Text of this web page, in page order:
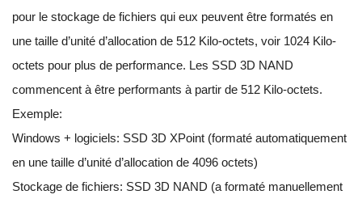
pour le stockage de fichiers qui eux peuvent être formatés en
une taille d’unité d’allocation de 512 Kilo-octets, voir 1024 Kilo-
octets pour plus de performance. Les SSD 3D NAND
commencent à être performants à partir de 512 Kilo-octets.
Exemple:
Windows + logiciels: SSD 3D XPoint (formaté automatiquement
en une taille d’unité d’allocation de 4096 octets)
Stockage de fichiers: SSD 3D NAND (a formaté manuellement